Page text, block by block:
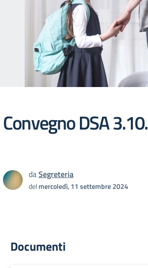
Convegno DSA
daSegreteria
delmercoledì, 11 settembre 2024
Documenti